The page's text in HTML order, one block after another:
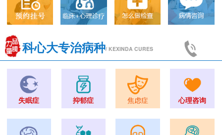
科心大专治病种/ KEXINDA CURES
失眠症 抑郁症 焦虑症 心理咨询